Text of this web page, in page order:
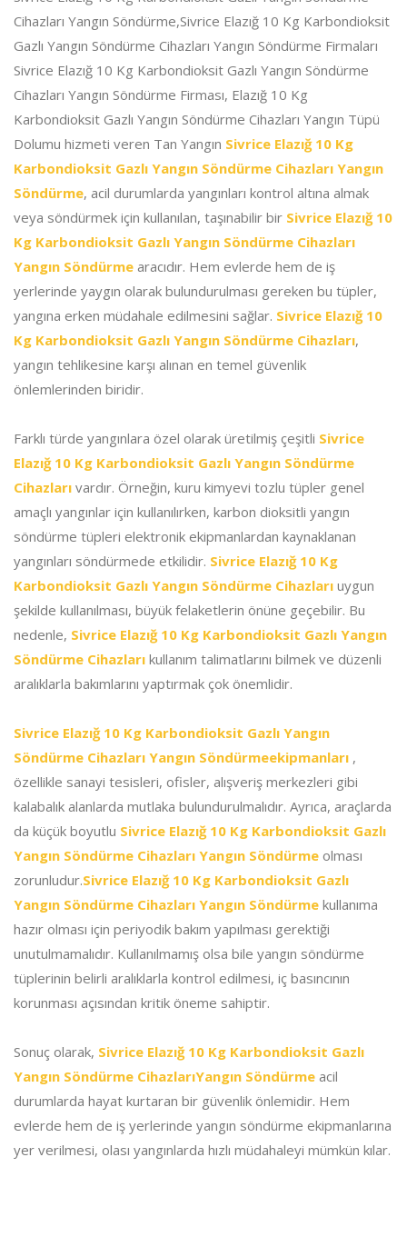
Cihazları Yangın Söndürme,Sivrice Elazığ 10 Kg Karbondioksit
Gazlı Yangın Söndürme Cihazları Yangın Söndürme Firmaları
Sivrice Elazığ 10 Kg Karbondioksit Gazlı Yangın Söndürme
Cihazları Yangın Söndürme Firması, Elazığ 10 Kg
Karbondioksit Gazlı Yangın Söndürme Cihazları Yangın Tüpü
Dolumu hizmeti veren Tan Yangın Sivrice Elazığ 10 Kg
Karbondioksit Gazlı Yangın Söndürme Cihazları Yangın
Söndürme, acil durumlarda yangınları kontrol altına almak
veya söndürmek için kullanılan, taşınabilir bir Sivrice Elazığ 10
Kg Karbondioksit Gazlı Yangın Söndürme Cihazları
Yangın Söndürme aracıdır. Hem evlerde hem de iş
yerlerinde yaygın olarak bulundurulması gereken bu tüpler,
yangına erken müdahale edilmesini sağlar. Sivrice Elazığ 10
Kg Karbondioksit Gazlı Yangın Söndürme Cihazları,
yangın tehlikesine karşı alınan en temel güvenlik
önlemlerinden biridir.
Farklı türde yangınlara özel olarak üretilmiş çeşitli Sivrice
Elazığ 10 Kg Karbondioksit Gazlı Yangın Söndürme
Cihazları vardır. Örneğin, kuru kimyevi tozlu tüpler genel
amaçlı yangınlar için kullanılırken, karbon dioksitli yangın
söndürme tüpleri elektronik ekipmanlardan kaynaklanan
yangınları söndürmede etkilidir. Sivrice Elazığ 10 Kg
Karbondioksit Gazlı Yangın Söndürme Cihazları uygun
şekilde kullanılması, büyük felaketlerin önüne geçebilir. Bu
nedenle, Sivrice Elazığ 10 Kg Karbondioksit Gazlı Yangın
Söndürme Cihazları kullanım talimatlarını bilmek ve düzenli
aralıklarla bakımlarını yaptırmak çok önemlidir.
Sivrice Elazığ 10 Kg Karbondioksit Gazlı Yangın
Söndürme Cihazları Yangın Söndürmeekipmanları ,
özellikle sanayi tesisleri, ofisler, alışveriş merkezleri gibi
kalabalık alanlarda mutlaka bulundurulmalıdır. Ayrıca, araçlarda
da küçük boyutlu Sivrice Elazığ 10 Kg Karbondioksit Gazlı
Yangın Söndürme Cihazları Yangın Söndürme olması
zorunludur.Sivrice Elazığ 10 Kg Karbondioksit Gazlı
Yangın Söndürme Cihazları Yangın Söndürme kullanıma
hazır olması için periyodik bakım yapılması gerektiği
unutulmamalıdır. Kullanılmamış olsa bile yangın söndürme
tüplerinin belirli aralıklarla kontrol edilmesi, iç basıncının
korunması açısından kritik öneme sahiptir.
Sonuç olarak, Sivrice Elazığ 10 Kg Karbondioksit Gazlı
Yangın Söndürme CihazlarıYangın Söndürme acil
durumlarda hayat kurtaran bir güvenlik önlemidir. Hem
evlerde hem de iş yerlerinde yangın söndürme ekipmanlarına
yer verilmesi, olası yangınlarda hızlı müdahaleyi mümkün kılar.